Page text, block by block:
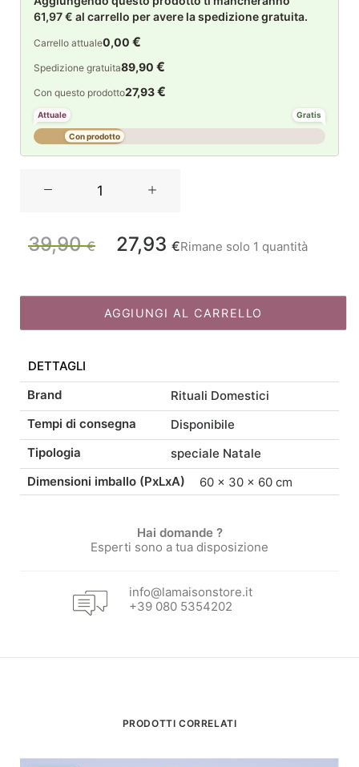
61,97 € al carrello per avere la spedizione gratuita.
Carrello attuale0,00 €
Spedizione gratuita89,90 €
Con questo prodotto27,93€
Attuale Gratis
Con prodotto
Ghirlanda
e
D
quantità
39,90€
prezzo
era:
39,90 €.
27,93 €prezzo
è:
27,93 €.
Rimane solo 1 quantità
AGGIUNGI AL CARRELLO
DETTAGLI
Brand
Rituali Domestici
Tempi di consegna
Disponibile
Tipologia
speciale Natale
Dimensioni imballo (PxLxA)
60 × 30 × 60 cm
Hai domande ?
Esperti sono a tua disposizione
info@lamaisonstore.it
+39 080 5354202
PRODOTTI CORRELATI